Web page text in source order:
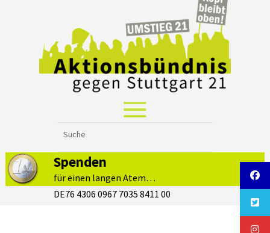
Spenden
für einen langen Atem…
DE76 4306 0967 7035 8411 00